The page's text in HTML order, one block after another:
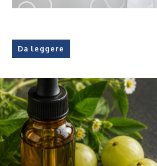
Da leggere